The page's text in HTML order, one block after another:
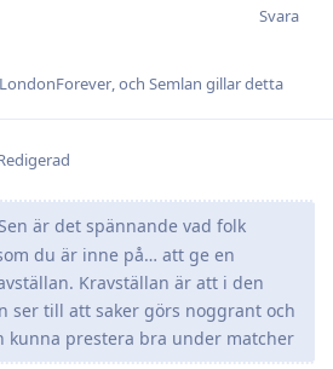
Svara
, och Semlan gillar detta
Sen är det spännande vad folk
du är inne på… att ge en
Kravställan är att i den
ser till att saker görs noggrant och
kunna prestera bra under matcher